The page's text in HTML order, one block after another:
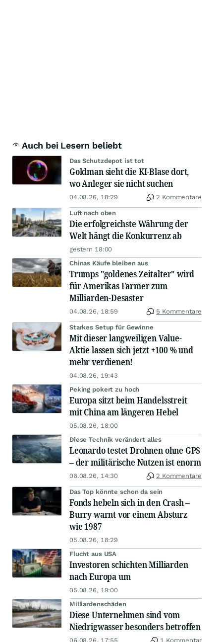
Auch bei Lesern beliebt
Das Schutzdepot ist tot
Goldman sieht die KI-Blase dort,
wo Anleger sie nicht suchen
04.08.26, 18:29 2 Kommentare
Luft nach oben
Die erfolgreichste Währung der
Welt hängt die Konkurrenz ab
gestern 18:00
Chinas Käufe bleiben aus
Trumps "goldenes Zeitalter" wird
für Amerikas Farmer zum
Milliarden-Desaster
04.08.26, 18:59 5 Kommentare
Starkes Setup für Gewinne
Mit dieser langweiligen Value-
Aktie lassen sich jetzt +100 % und
mehr verdienen!
04.08.26, 19:43
Peking pokert zu hoch
Europa sitzt beim Handelsstreit
mit China am längeren Hebel
05.08.26, 18:00
Diese Technik verändert alles
Leonardo testet Drohnen ohne GPS
– der militärische Nutzen ist enorm
06.08.26, 14:30 2 Kommentare
Das Top könnte schon da sein
Fonds hebeln sich in den Crash –
Burry warnt vor einem Absturz
wie 1987
05.08.26, 18:29
Flucht aus USA
Investoren schichten Milliarden
nach Europa um
05.08.26, 19:00
Milliardenschäden
Diese Unternehmen sind vom
Niedrigwasser besonders betroffen
06.08.26, 17:55 1 Kommentar